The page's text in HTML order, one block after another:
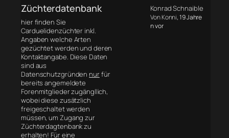
Züchterdatenbank
hier finden Sie
Carduelidenzüchter inkl.
Angaben welche Arten
gezüchtet werden und deren
Kontaktangabe. Diese Daten
sind aus
Datenschutzgründen nurfür
bereits angemeldete
Forenmitglieder zugängllich,
wobei diese zusätzlich
freigeschaltet werden
müssen, um Zugang zur
Züchterdagtenbank zu
erhalten! Für eine
Konrad Schnaible
Von Konni, 19 Jahre
n vor